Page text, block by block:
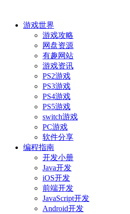
游戏世界
游戏攻略
网盘资源
有趣网站
游戏资讯
PS2游戏
PS3游戏
PS4游戏
PS5游戏
switch游戏
PC游戏
软件分享
编程指南
开发小册
Java开发
iOS开发
前端开发
JavaScript开发
Android开发